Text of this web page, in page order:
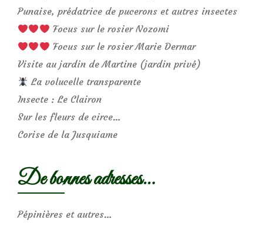
Punaise, prédatrice de pucerons et autres insectes
Focus sur le rosier Nozomi
Focus sur le rosier Marie Dermar
Visite au jardin de Martine (jardin privé)
La volucelle transparente
Insecte : Le Clairon
Sur les fleurs de circe…
Corise de la Jusquiame
De bonnes adresses…
Pépinières et autres…